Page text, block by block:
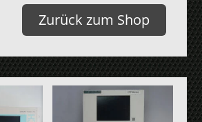
Zurück zum Shop